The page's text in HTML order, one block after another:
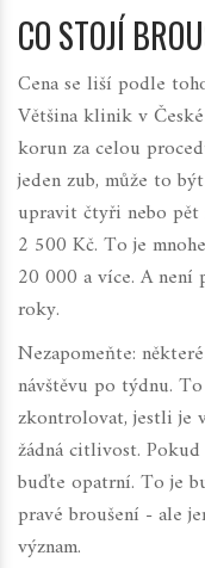
CO STOJÍ
Cena se liší podle
Většina klinik v
korun za celou
jeden zub, může to
upravit čtyři nebo pět
2 500 Kč. To je
20 000 a více. A není
roky.
Nezapomeňte:
návštěvu po týdnu.
zkontrolovat, jestli je
žádná citlivost.
buďte opatrní. To je
pravé broušení - ale
význam.